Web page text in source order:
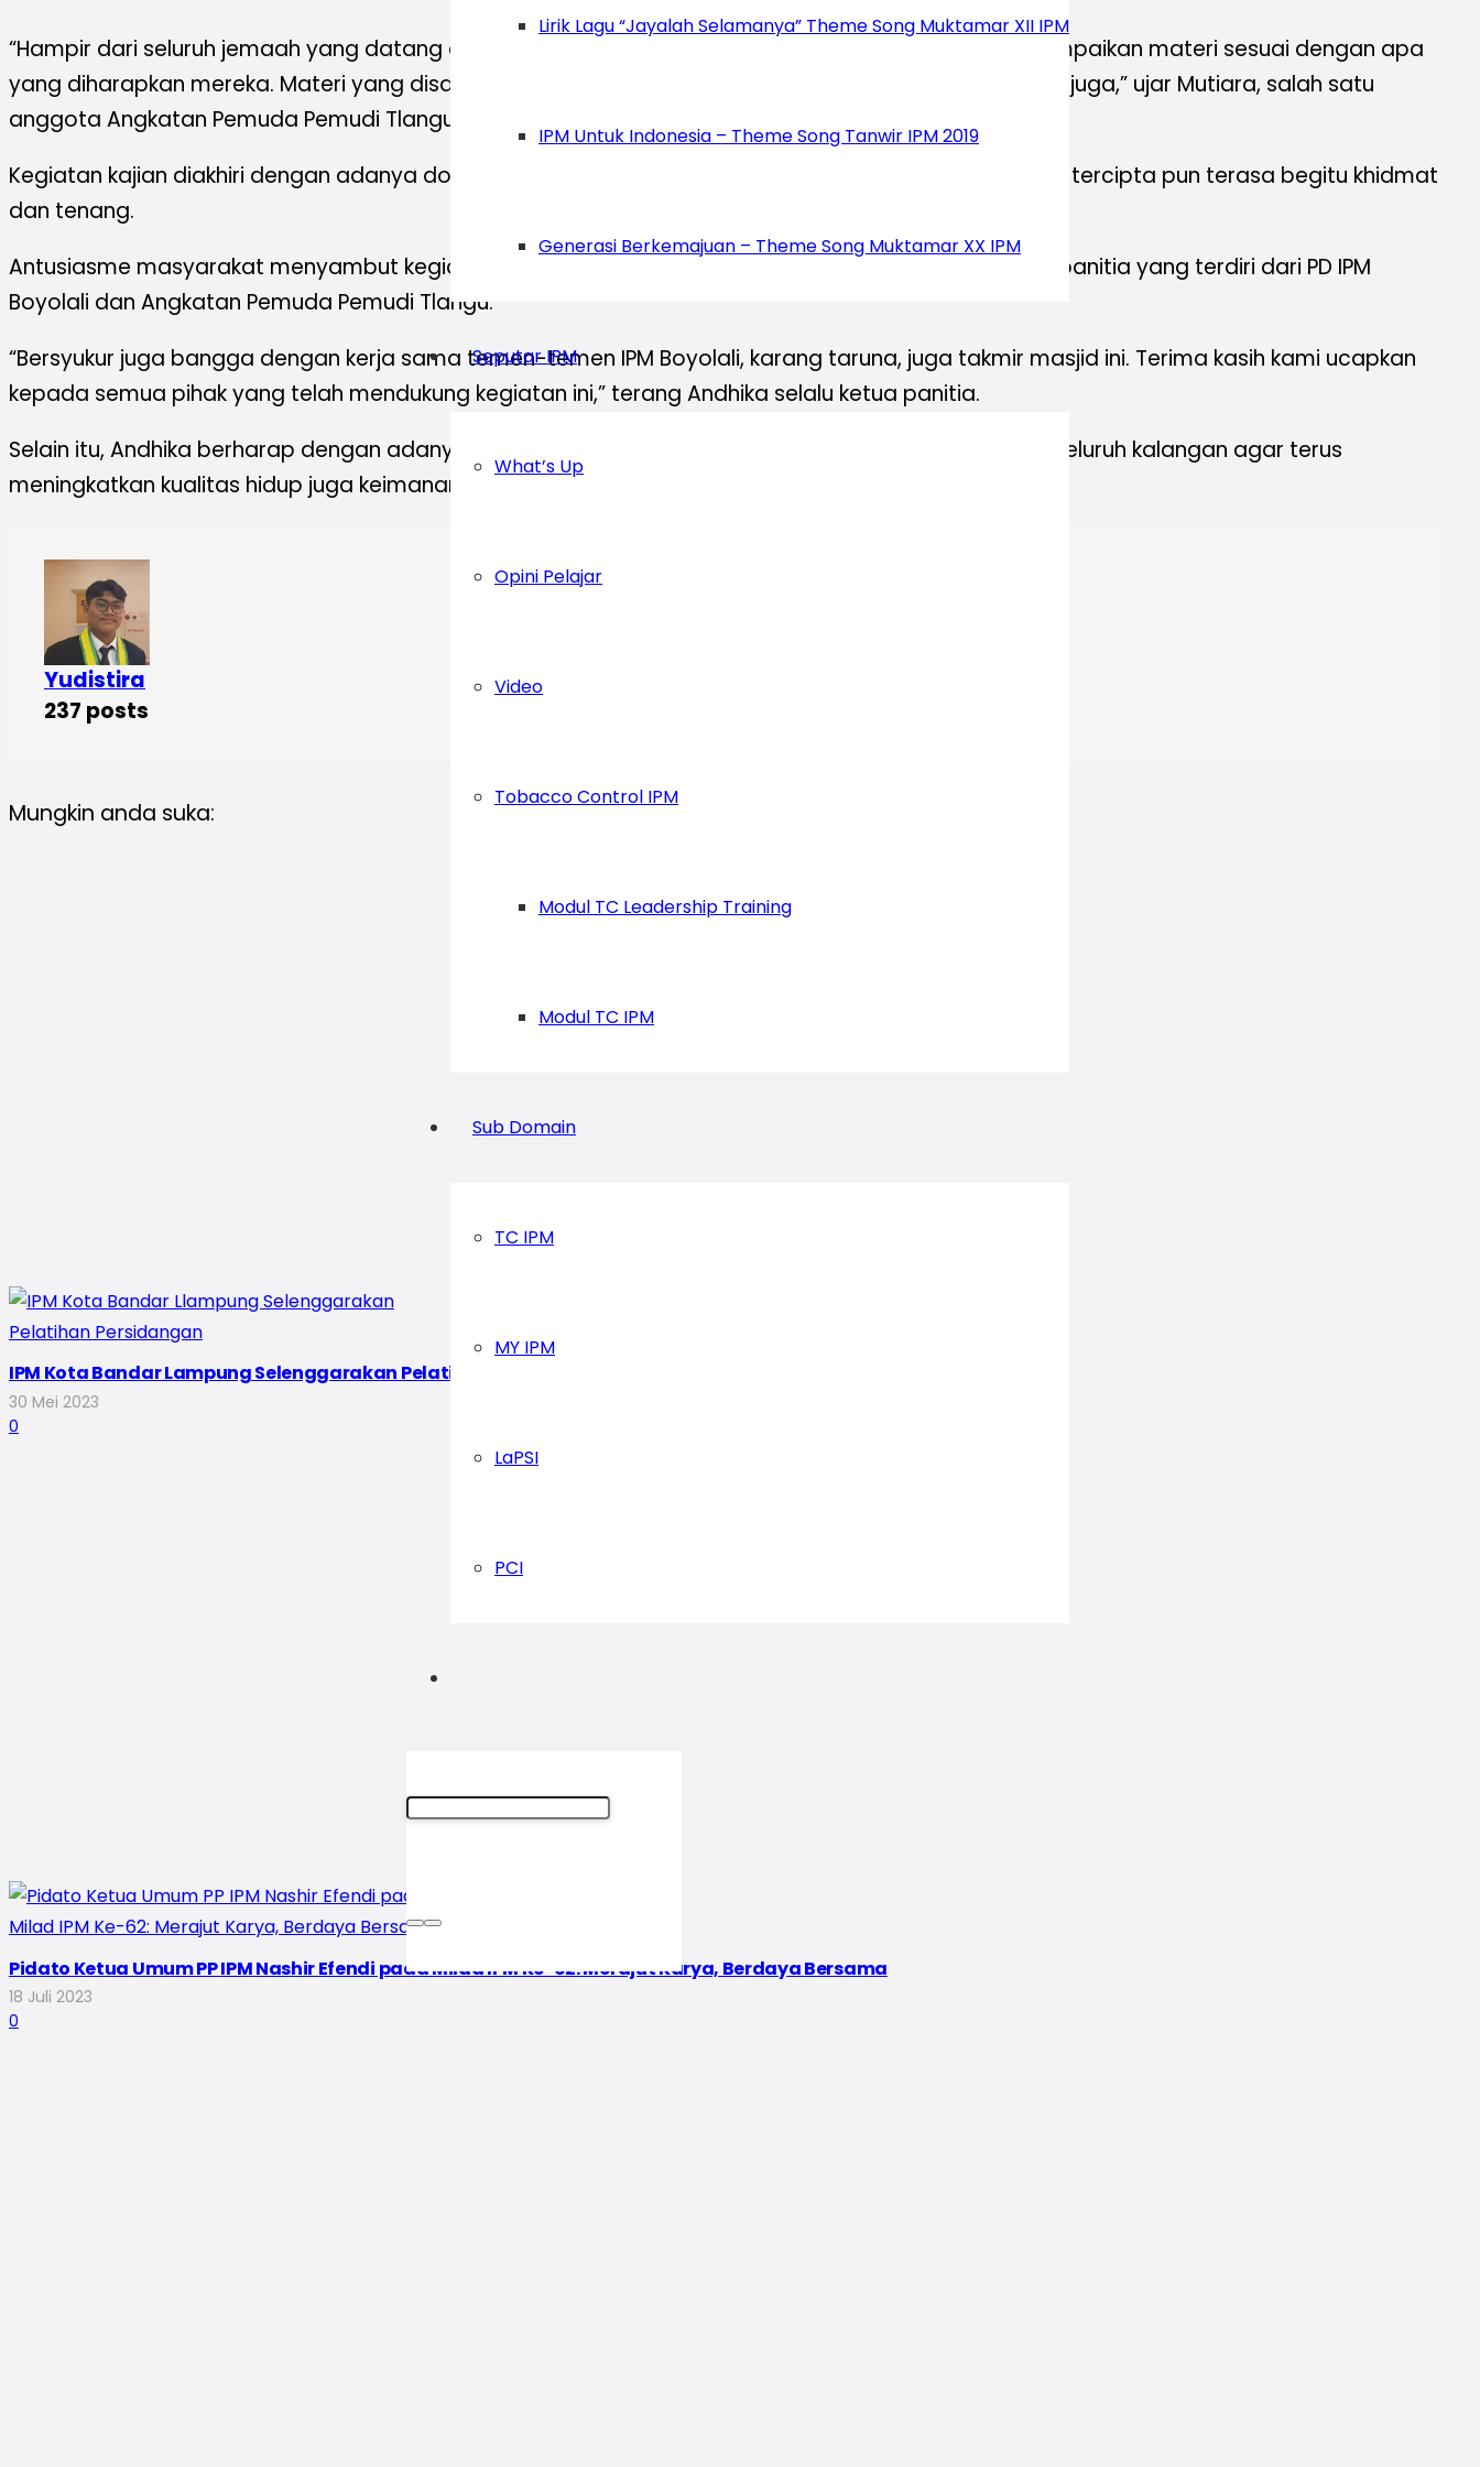
Lirik Lagu “Jayalah Selamanya” Theme Song Muktamar XII IPM
IPM Untuk Indonesia – Theme Song Tanwir IPM 2019
Generasi Berkemajuan – Theme Song Muktamar XX IPM
Seputar IPM
What’s Up
Opini Pelajar
Video
Tobacco Control IPM
Modul TC Leadership Training
Modul TC IPM
Sub Domain
TC IPM
MY IPM
LaPSI
PCI
“Hampir dari seluruh jemaah yang datang dalam kajian ini tuh ibu-ibu dan ustadznya mampu menyampaikan materi sesuai dengan apa
yang diharapkan mereka. Materi yang disampaikan pun Masya Allah banget, mudah dicerna dan seru juga,” ujar Mutiara, salah satu
anggota Angkatan Pemuda Pemudi Tlangu.
Kegiatan kajian diakhiri dengan adanya doa bersama yang dipimpin oleh Ustadz Daud. Suasana yang tercipta pun terasa begitu khidmat
dan tenang.
Antusiasme masyarakat menyambut kegiatan ini menciptakan ruang bahagia tersendiri di hati para panitia yang terdiri dari PD IPM
Boyolali dan Angkatan Pemuda Pemudi Tlangu.
“Bersyukur juga bangga dengan kerja sama temen-temen IPM Boyolali, karang taruna, juga takmir masjid ini. Terima kasih kami ucapkan
kepada semua pihak yang telah mendukung kegiatan ini,” terang Andhika selalu ketua panitia.
Selain itu, Andhika berharap dengan adanya kegiatan ini dapat menjadi inspirasi juga motivasi untuk seluruh kalangan agar terus
meningkatkan kualitas hidup juga keimanan.
*(Salma/yud)
Yudistira
237 posts
Mungkin anda suka:
IPM Kota Bandar Lampung Selenggarakan Pelatihan Persidangan
30 Mei 2023
0
Pidato Ketua Umum PP IPM Nashir Efendi pada Milad IPM Ke-62: Merajut Karya, Berdaya Bersama
18 Juli 2023
0